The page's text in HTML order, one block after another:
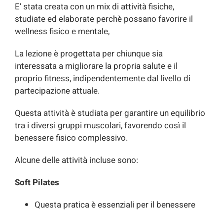
E’ stata creata con un mix di attività fisiche,
studiate ed elaborate perchè possano favorire il
wellness fisico e mentale,
La lezione è progettata per chiunque sia
interessata a migliorare la propria salute e il
proprio fitness, indipendentemente dal livello di
partecipazione attuale.
Questa attività è studiata per garantire un equilibrio
tra i diversi gruppi muscolari, favorendo così il
benessere fisico complessivo.
Alcune delle attività incluse sono:
Soft Pilates
Questa pratica è essenziali per il benessere